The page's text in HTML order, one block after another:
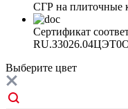
СГР на плиточные
Сертификат
Выберите цвет